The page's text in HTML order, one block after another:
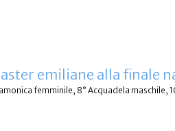
emiliane alla finale
femminile, 8° Acquadela maschile,